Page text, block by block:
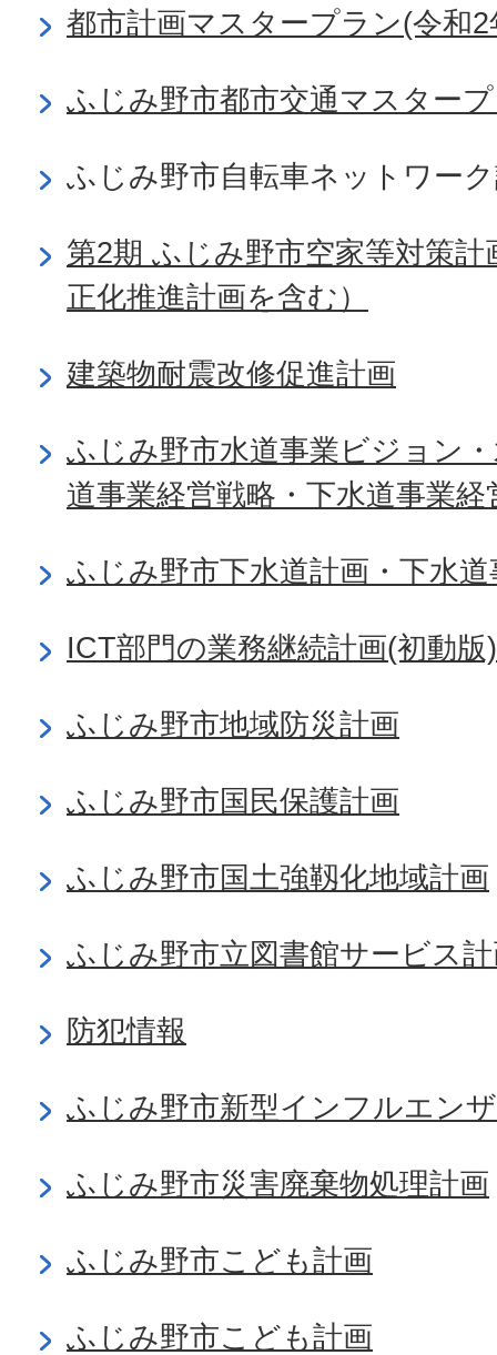
都市計画マスタープラン(令和
ふじみ野市都市交通マスター
ふじみ野市自転車ネットワー
第2期 ふじみ野市空家等対策
正化推進計画を含む）
建築物耐震改修促進計画
ふじみ野市水道事業ビジョン
道事業経営戦略・下水道事業経
ふじみ野市下水道計画・下水
ICT部門の業務継続計画(初動版)
ふじみ野市地域防災計画
ふじみ野市国民保護計画
ふじみ野市国土強靱化地域計画
ふじみ野市立図書館サービス
防犯情報
ふじみ野市新型インフルエン
ふじみ野市災害廃棄物処理計画
ふじみ野市こども計画
ふじみ野市こども計画